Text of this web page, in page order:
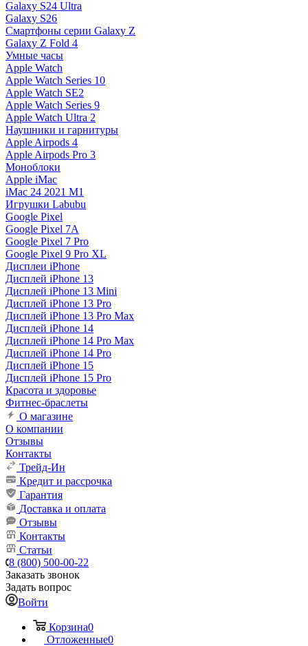
Galaxy S24 Ultra
Galaxy S26
Смартфоны серии Galaxy Z
Galaxy Z Fold 4
Умные часы
Apple Watch
Apple Watch Series 10
Apple Watch SE2
Apple Watch Series 9
Apple Watch Ultra 2
Наушники и гарнитуры
Apple Airpods 4
Apple Airpods Pro 3
Моноблоки
Apple iMac
iMac 24 2021 M1
Игрушки Labubu
Google Pixel
Google Pixel 7А
Google Pixel 7 Pro
Google Pixel 9 Pro XL
Дисплеи iPhone
Дисплей iPhone 13
Дисплей iPhone 13 Mini
Дисплей iPhone 13 Pro
Дисплей iPhone 13 Pro Max
Дисплей iPhone 14
Дисплей iPhone 14 Pro Max
Дисплей iPhone 14 Pro
Дисплей iPhone 15
Дисплей iPhone 15 Pro
Красота и здоровье
Фитнес-браслеты
О магазине
О компании
Отзывы
Контакты
Трейд-Ин
Кредит и рассрочка
Гарантия
Доставка и оплата
Отзывы
Контакты
Статьи
8 (800) 500-00-22
Заказать звонок
Задать вопрос
Войти
Корзина0
Отложенные0